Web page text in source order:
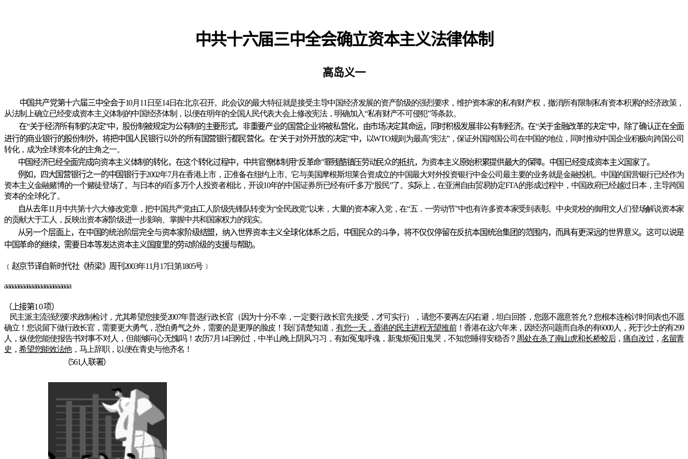
中共十六届三中全会确立资本主义法律体制
高岛义一
中国共产党第十六届三中全会于10月11日至14日在北京召开。此会议的最大特征就是接受主导中国经济发展的资产阶级的强烈要求，维护资本家的私有财产权，撤消所有限制私有资本积累的经济政策，
从法制上确立已经变成资本主义体制的中国经济体制，以便在明年的全国人民代表大会上修改宪法，明确加入“私有财产不可侵犯”等条款。
在“关于经济所有制的决定”中，股份制被规定为公有制的主要形式，非重要产业的国营企业将被私营化，由市场决定其命运，同时积极发展非公有制经济。在“关于金融改革的决定”中，除了确认正在全面
进行的商业银行的股份制外，将把中国人民银行以外的所有国营银行都民营化。在“关于对外开放的决定”中，以WTO规则为最高“宪法”，保证外国跨国公司在中国的地位，同时推动中国企业积极向跨国公司
转化，成为全球资本化的主角之一。
中国经济已经全面完成向资本主义体制的转化，在这个转化过程中，中共官僚体制用“反革命”罪残酷镇压劳动民众的抵抗，为资本主义原始积累提供最大的保障。中国已经变成资本主义国家了。
例如，四大国营银行之一的中国银行于2002年7月在香港上市，正准备在纽约上市。它与美国摩根斯坦莱合资成立的中国最大对外投资银行中金公司最主要的业务就是金融投机。中国的国营银行已经作为
资本主义金融赌博的一个赌徒登场了。与日本的8百多万个人投资者相比，开设10年的中国证券所已经有6千多万“股民”了。实际上，在亚洲自由贸易协定FTA的形成过程中，中国政府已经越过日本，主导跨国
资本的全球化了。
自从去年11月中共第十六大修改党章，把中国共产党由工人阶级先锋队转变为“全民政党”以来，大量的资本家入党，在“五．一劳动节”中也有许多资本家受到表彰。中央党校的御用文人们登场解说资本家
的贡献大于工人，反映出资本家阶级进一步影响、掌握中共和国家权力的现实。
从另一个层面上，在中国的统治阶层完全与资本家阶级结盟，纳入世界资本主义全球化体系之后，中国民众的斗争，将不仅仅停留在反抗本国统治集团的范围内，而具有更深远的世界意义。这可以说是
中国革命的继续，需要日本等发达资本主义国度里的劳动阶级的支援与帮助。
﹝赵京节译自新时代社《桥梁》周刊 2003年11月17日第1805号﹞
aaaaaaaaaaaaaaaaaaaaaaa
（上接第10项）
民主派主流强烈要求政制检讨，尤其希望您接受2007年普选行政长官（因为十分不幸，一定要行政长官先接受，才可实行），请您不要再左闪右避，坦白回答，您愿不愿意答允？您根本连检讨时间表也不愿
确立！您说留下做行政长官，需要更大勇气，恐怕勇气之外，需要的是更厚的脸皮！我们清楚知道， 有您一天，香港的民主进程无望推前！香港在这六年来，因经济问题而自杀的有6000人，死于沙士的有299
人，纵使您能使报告书对事不对人，但能够问心无愧吗！农历7月14日刚过，中半山晚上阴风习习，有如冤鬼呼魂，新鬼烦冤旧鬼哭，不知您睡得安稳否？ 周处在杀了南山虎和长桥蛟后，痛自改过， 名留青
史 ，希望您能效法他，马上辞职，以便在青史与他齐名！
（561人联署）